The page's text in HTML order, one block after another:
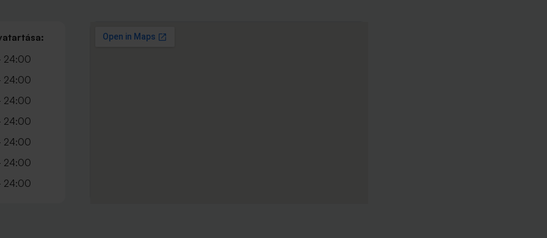
24:00
24:00
24:00
24:00
24:00
24:00
24:00